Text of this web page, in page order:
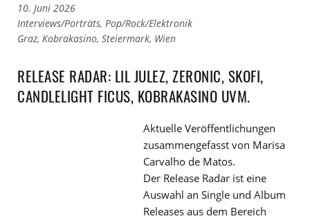
10. Juni 2026
Links
zu
Kategorien
Interviews/Porträts, Pop/Rock/Elektronik
Links
den
Tags
Graz, Kobrakasino, Steiermark, Wien
RELEASE RADAR: LIL JULEZ, ZERONIC, SKOFI,
CANDLELIGHT FICUS, KOBRAKASINO UVM.
Aktuelle Veröffentlichungen
zusammengefasst von Marisa
Carvalho de Matos.
Der Release Radar ist eine
Auswahl an Single und Album
Releases aus dem Bereich